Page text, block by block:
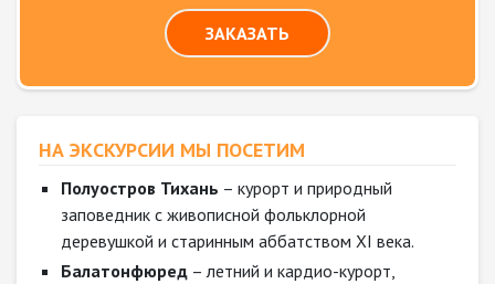
ЗАКАЗАТЬ
НА ЭКСКУРСИИ МЫ ПОСЕТИМ
Полуостров Тихань – курорт и природный
заповедник с живописной фольклорной
деревушкой и старинным аббатством XI века.
Балатонфюред – летний и кардио-курорт,